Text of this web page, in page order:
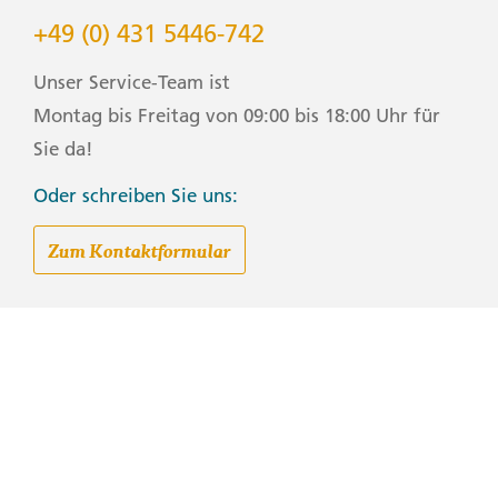
+49 (0) 431 5446-742
Unser Service-Team ist
Montag bis Freitag von 09:00 bis 18:00 Uhr für
Sie da!
Oder schreiben Sie uns:
Zum Kontaktformular